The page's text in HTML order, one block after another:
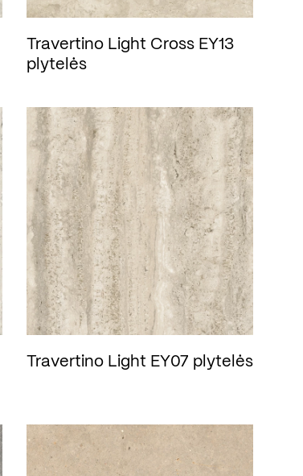
Travertino Light Cross EY13
plytelės
Travertino Light EY07 plytelės